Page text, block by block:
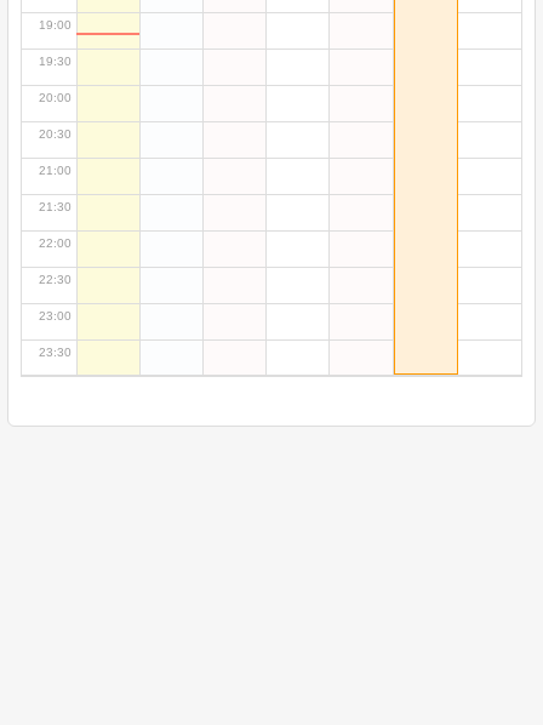
19:00
19:30
20:00
20:30
21:00
21:30
22:00
22:30
23:00
23:30